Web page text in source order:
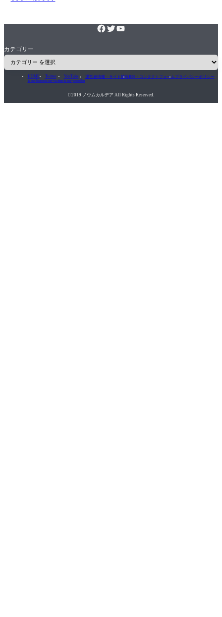
カテゴリー
HOME
icon-home
Twitter
icon-twitter
YouTube
icon-youtube
運営者情報・サイト情報RSS・コンタクトフォームプライバシーポリシー
 2019 ノウムカルデア All Rights Reserved.